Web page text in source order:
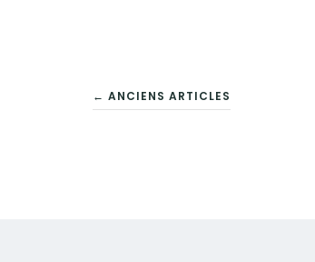
NAVIGATION
← ANCIENS ARTICLES